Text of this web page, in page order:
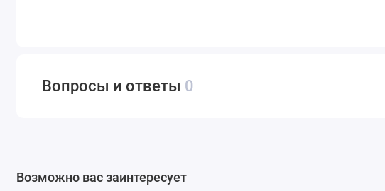
Вопросы и ответы 0
Возможно вас заинтересует